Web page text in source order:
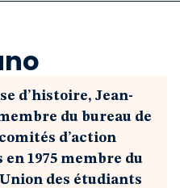
revue
d’histoire, Jean-
du bureau de
d’action
1975 membre du
des étudiants